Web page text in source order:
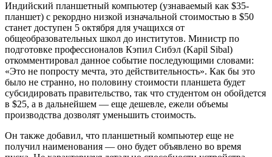
Индийский планшетный компьютер (узнаваемый как $35-
планшет) с рекордно низкой изначальной стоимостью в $50
станет доступен 5 октября для учащихся от
общеобразовательных школ до институтов. Министр по
подготовке профессионалов Кэпил Сибэл (Kapil Sibal)
откомментировал данное событие последующими словами:
«Это не попросту мечта, это действительность». Как бы это
было не странно, но половину стоимости планшета будет
субсидировать правительство, так что студентом он обойдется
в $25, а в дальнейшем — еще дешевле, ежели объемы
производства дозволят уменьшить стоимость.
Он также добавил, что планшетный компьютер еще не
получил наименования — оно будет объявлено во время